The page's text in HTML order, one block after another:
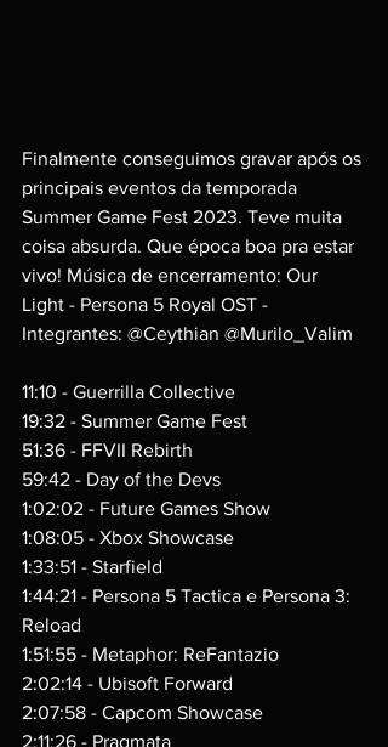
Finalmente conseguimos gravar após os
principais eventos da temporada
Summer Game Fest 2023. Teve muita
coisa absurda. Que época boa pra estar
vivo! Música de encerramento: Our
Light - Persona 5 Royal OST -
Integrantes: @Ceythian @Murilo_Valim
11:10 - Guerrilla Collective
19:32 - Summer Game Fest
51:36 - FFVII Rebirth
59:42 - Day of the Devs
1:02:02 - Future Games Show
1:08:05 - Xbox Showcase
1:33:51 - Starfield
1:44:21 - Persona 5 Tactica e Persona 3:
Reload
1:51:55 - Metaphor: ReFantazio
2:02:14 - Ubisoft Forward
2:07:58 - Capcom Showcase
2:11:26 - Pragmata